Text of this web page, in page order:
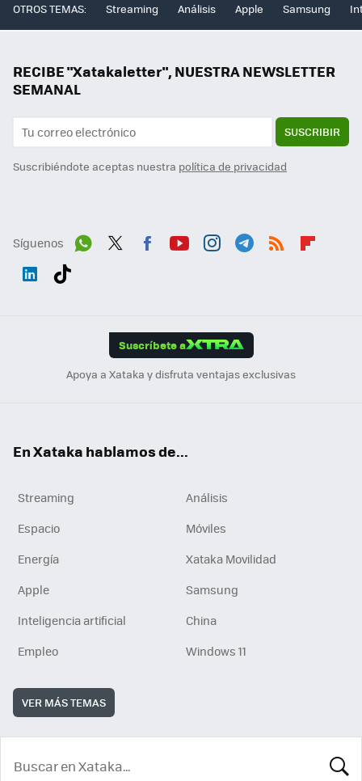
OTROS TEMAS: Streaming Análisis Apple Samsung
RECIBE "Xatakaletter", NUESTRA NEWSLETTER
SEMANAL
SUSCRIBIR
Suscribiéndote aceptas nuestra política de privacidad
Síguenos
Suscríbete a
Apoya a Xataka y disfruta ventajas exclusivas
En Xataka hablamos de...
Streaming
Análisis
Espacio
Móviles
Energía
Xataka Movilidad
Apple
Samsung
Inteligencia artificial
China
Empleo
Windows 11
VER MÁS TEMAS